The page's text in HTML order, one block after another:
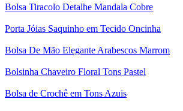
Bolsa Tiracolo Detalhe Mandala Cobre
Porta Jóias Saquinho em Tecido Oncinha
Bolsa De Mão Elegante Arabescos Marrom
Bolsinha Chaveiro Floral Tons Pastel
Bolsa de Crochê em Tons Azuis